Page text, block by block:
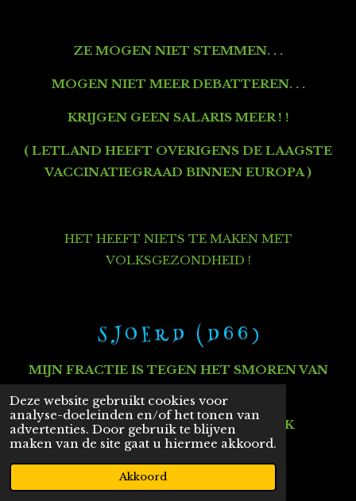
Deze website gebruikt cookies voor
analyse-doeleinden en/of het tonen van
advertenties. Door gebruik te blijven
maken van de site gaat u hiermee akkoord.
Akkoord
ZE MOGEN NIET STEMMEN. . .
MOGEN NIET MEER DEBATTEREN. . .
KRIJGEN GEEN SALARIS MEER ! !
( LETLAND HEEFT OVERIGENS DE LAAGSTE
VACCINATIEGRAAD BINNEN EUROPA )
HET HEEFT NIETS TE MAKEN MET
VOLKSGEZONDHEID !
S J O E R D ( D 6 6 )
MIJN FRACTIE IS TEGEN HET SMOREN VAN
DAARIN GEEFT HIJ PEPIJN GELIJK
DESALNIETTEMIN